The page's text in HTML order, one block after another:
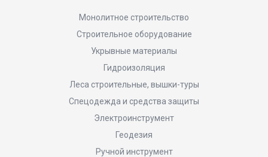
Монолитное строительство
Строительное оборудование
Укрывные материалы
Гидроизоляция
Леса строительные, вышки-туры
Спецодежда и средства защиты
Электроинструмент
Геодезия
Ручной инструмент